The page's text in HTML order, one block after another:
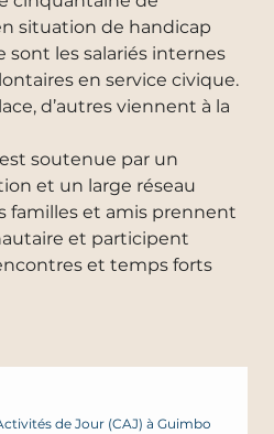
situation de handicap
sont les salariés internes
en service civique.
d’autres viennent à la
soutenue par un
et un large réseau
familles et amis prennent
et participent
et temps forts
de Jour (CAJ) à Guimbo